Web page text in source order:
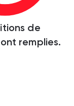
de
remplies.